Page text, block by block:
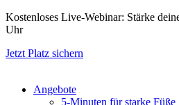
Zum
Inhalt
Kostenloses Live-Webinar: Stärke
Uhr
Jetzt Platz sichern
Angebote
5-Minuten für starke Füße